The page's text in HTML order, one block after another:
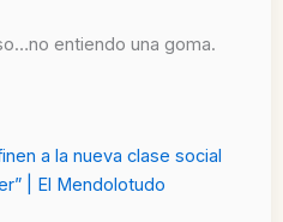
entiendo una goma.
a la nueva clase social
| El Mendolotudo